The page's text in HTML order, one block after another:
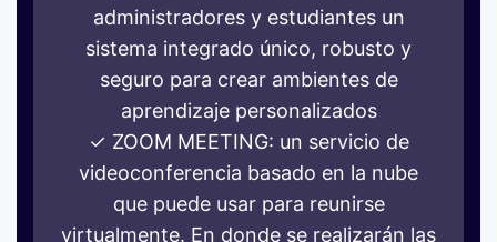
administradores y estudiantes un
sistema integrado único, robusto y
seguro para crear ambientes de
aprendizaje personalizados
✓ ZOOM MEETING: un servicio de
videoconferencia basado en la nube
que puede usar para reunirse
virtualmente. En donde se realizarán las